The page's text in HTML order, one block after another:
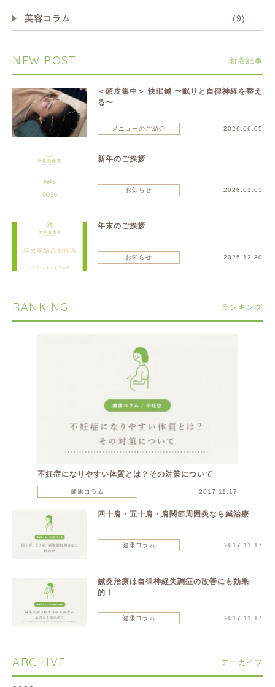
美容コラム (9)
NEW POST 新着記事
＜頭皮集中＞ 快眠鍼 〜眠りと自律神経を整え
る〜
メニューのご紹介 2026.06.05
新年のご挨拶
お知らせ 2026.01.03
年末のご挨拶
お知らせ 2025.12.30
RANKING ランキング
不妊症になりやすい体質とは？その対策について
健康コラム 2017.11.17
四十肩・五十肩・肩関節周囲炎なら鍼治療
健康コラム 2017.11.17
鍼灸治療は自律神経失調症の改善にも効果
的！
健康コラム 2017.11.17
ARCHIVE アーカイブ